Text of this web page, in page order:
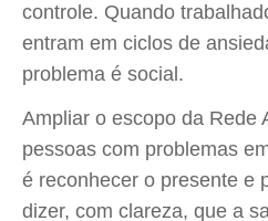
controle. Quando
entram em ciclos de
problema é social.
Ampliar o escopo da Rede
pessoas com problemas
é reconhecer o presente e
dizer, com clareza, que a